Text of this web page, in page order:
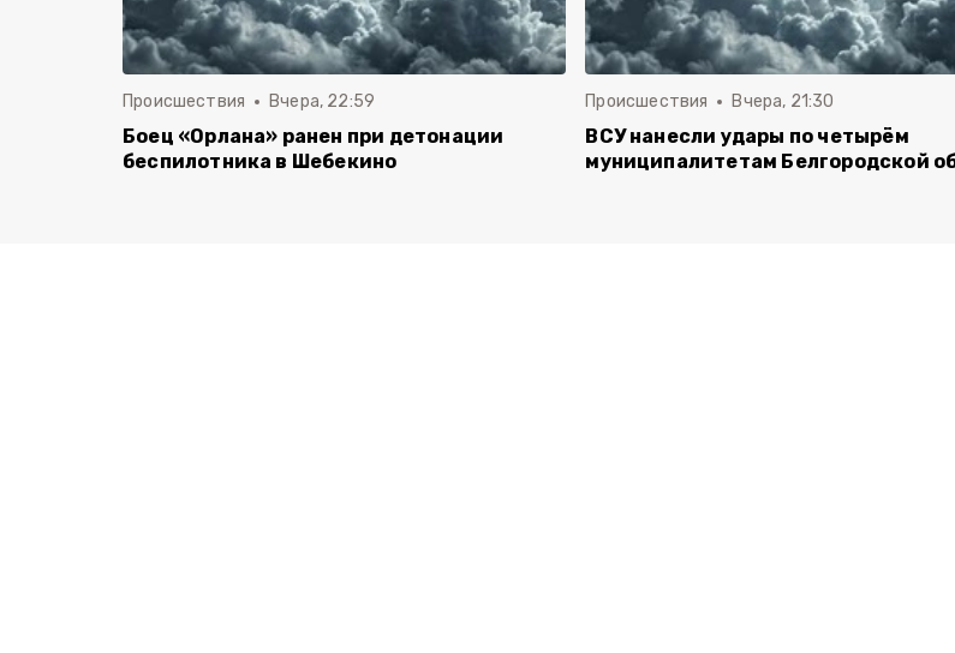
Происшествия Вчера, 22:59
Боец «Орлана» ранен при детонации
беспилотника в Шебекино
Происшествия Вчера, 21:30
ВСУ нанесли удары по четырём
муниципалитетам Белгородской